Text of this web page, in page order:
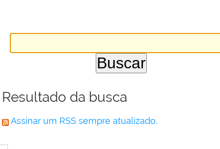
Resultado da busca
Assinar um RSS sempre atualizado.